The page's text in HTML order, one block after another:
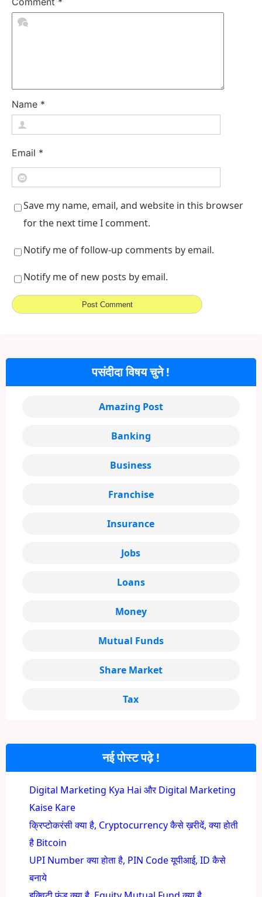
Name *
Email *
Save my name, email, and website in this browser
for the next time I comment.
Notify me of follow-up comments by email.
Notify me of new posts by email.
नई पोस्ट पढ़े !
Digital Marketing Kya Hai और Digital Marketing
Kaise Kare
क्रिप्टोकरंसी क्या है, Cryptocurrency कैसे ख़रीदें, क्या होती
है Bitcoin
UPI Number क्या होता है, PIN Code यूपीआई, ID कैसे
बनाये
पसंदीदा विषय चुने !
Amazing Post
Banking
Business
Franchise
Insurance
Jobs
Loans
Money
Mutual Funds
Share Market
Tax